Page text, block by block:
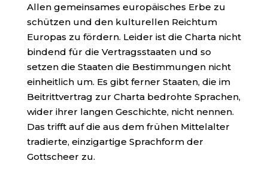
Allen gemeinsames europäisches Erbe zu
schützen und den kulturellen Reichtum
Europas zu fördern. Leider ist die Charta nicht
bindend für die Vertragsstaaten und so
setzen die Staaten die Bestimmungen nicht
einheitlich um. Es gibt ferner Staaten, die im
Beitrittvertrag zur Charta bedrohte Sprachen,
wider ihrer langen Geschichte, nicht nennen.
Das trifft auf die aus dem frühen Mittelalter
tradierte, einzigartige Sprachform der
Gottscheer zu.